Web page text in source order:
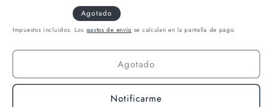
Agotado
Impuestos incluidos. Los gastos de envío se calculan en la pantalla de pago.
Agotado
Notificarme